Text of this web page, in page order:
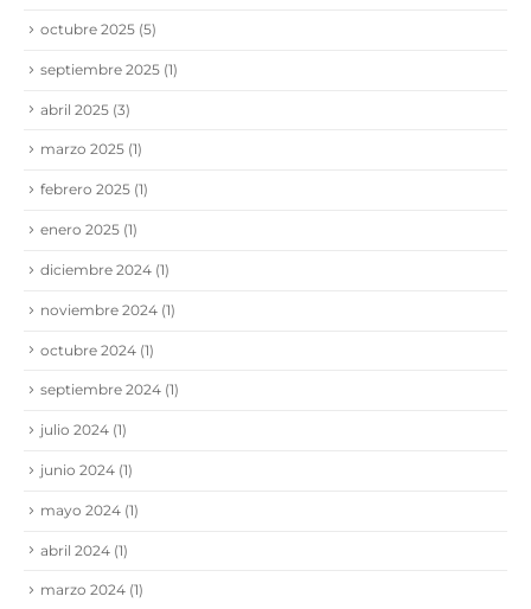
octubre 2025 (5)
septiembre 2025 (1)
abril 2025 (3)
marzo 2025 (1)
febrero 2025 (1)
enero 2025 (1)
diciembre 2024 (1)
noviembre 2024 (1)
octubre 2024 (1)
septiembre 2024 (1)
julio 2024 (1)
junio 2024 (1)
mayo 2024 (1)
abril 2024 (1)
marzo 2024 (1)